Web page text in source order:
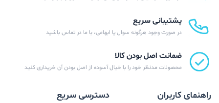
پشتیبانی سریع
در صورت وجود هرگونه سوال یا ابهامی، با ما در تماس باشید
ضمانت اصل بودن کالا
محصولات مدنظر خود را با خیال آسوده از اصل بودن آن خریداری کنید
راهنمای کاربران دسترسی سریع